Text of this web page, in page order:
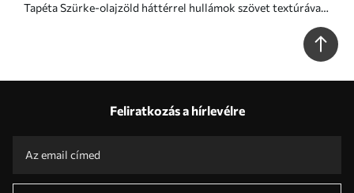
Tapéta Szürke-olajzöld háttérrel hullámok szövet textúrával
Feliratkozás a hírlevélre